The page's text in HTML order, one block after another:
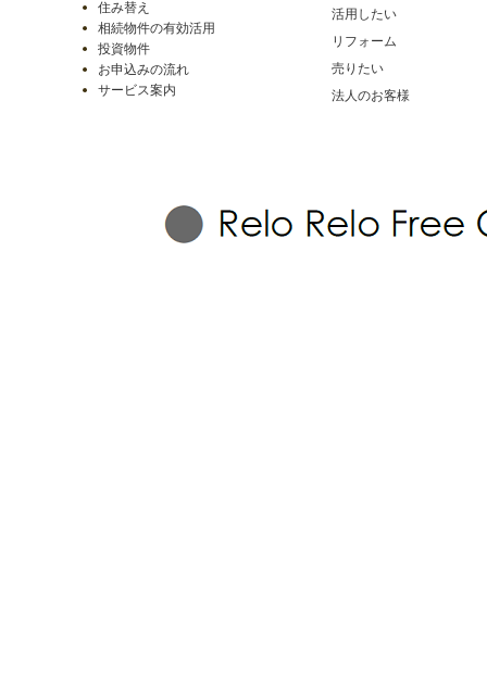
住み替え
相続物件の有効活用
投資物件
お申込みの流れ
サービス案内
活用したい
リフォーム
売りたい
法人のお客様